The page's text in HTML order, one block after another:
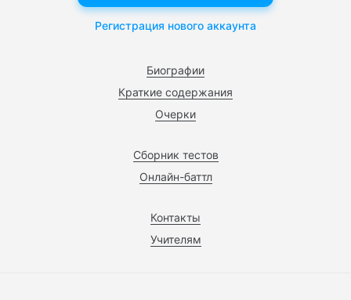
Биографии
Краткие содержания
Очерки
Сборник тестов
Онлайн-баттл
Контакты
Учителям
Регистрация нового аккаунта